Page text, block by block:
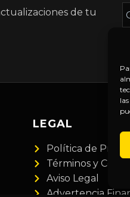
de tu
*
LEGAL
Política de
Términos y
Aviso Legal
Advertencia